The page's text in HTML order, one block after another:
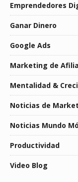
Emprendedores
Ganar Dinero
Google Ads
Marketing de
Mentalidad &
Noticias de
Noticias Mundo
Productividad
Video Blog